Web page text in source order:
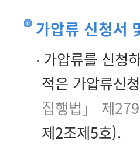
가압류 신청서
가압류를 신청
적은 가압류신
집행법」 제
제2조제5호).